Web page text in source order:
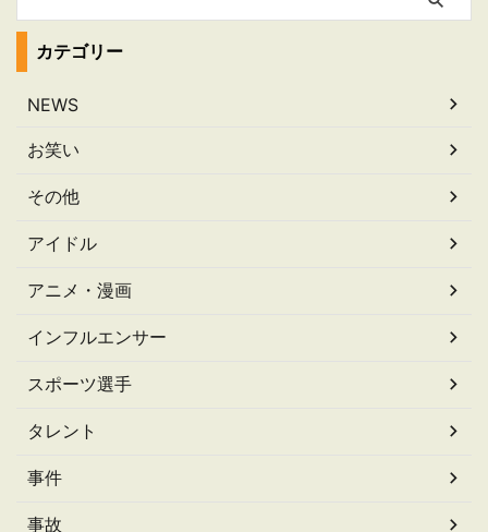
カテゴリー
NEWS
お笑い
その他
アイドル
アニメ・漫画
インフルエンサー
スポーツ選手
タレント
事件
事故